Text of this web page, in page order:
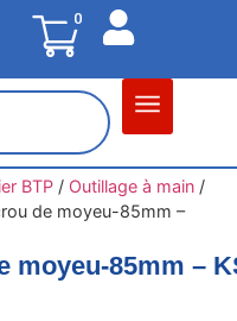
0
BTP/ Outillage à main/
de moyeu-85mm –
moyeu-85mm –